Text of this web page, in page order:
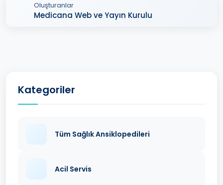
Oluşturanlar
Medicana Web ve Yayın Kurulu
Kategoriler
Tüm Sağlık Ansiklopedileri
Acil Servis